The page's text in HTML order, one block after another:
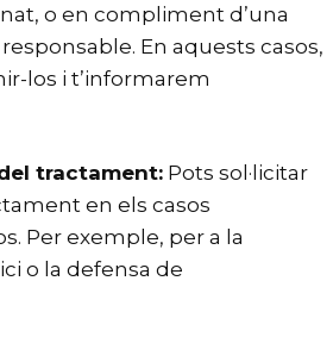
o en compliment d’una
En aquests casos,
los i t’informarem
tractament: Pots sol·licitar
en els casos
Per exemple, per a la
o la defensa de